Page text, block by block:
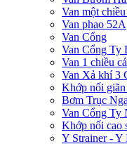
Van một
Van phao 52A
Van Cổng
Van Cổng Ty
Van 1 chiều
Van Xả khí 3
Khớp nối
Bơm Trục
Van Cổng Ty
Khớp nối cao
Y Strainer - Y